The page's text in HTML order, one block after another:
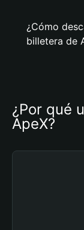
¿Cómo
billetera de
¿Por qué
ApeX?